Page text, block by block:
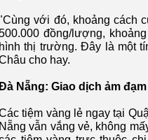
với đó, khoảng cách
đồng/lượng,
hình thị trường. Đây là một
cho hay.
Nẵng: Giao dịch ảm đạm
tiệm vàng lẻ ngay tại
Nẵng vẫn vắng vẻ, không